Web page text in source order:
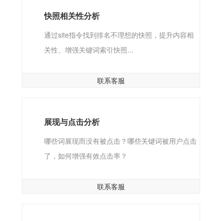
快照相关性分析
通过site指令找到排名不理想的快照，提升内容相
关性、增强关键词索引快照...
联系客服
展现与点击分析
哪些词展现而没有被点击？哪些关键词被用户点击
了，如何增强有效点击率？
联系客服